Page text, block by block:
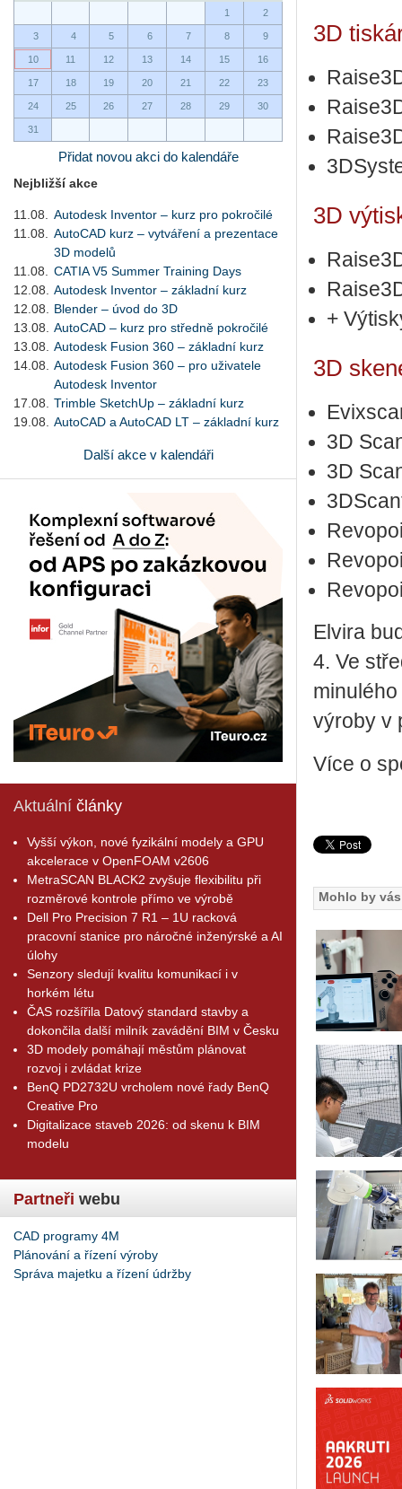
1
2
3 4 5 6 7 8 9
10 11 12 13 14 15 16
17 18 19 20 21 22 23
24 25 26 27 28 29 30
31
Přidat novou akci do kalendáře
Nejbližší akce
11.08.
Autodesk Inventor – kurz pro pokročilé
11.08.
AutoCAD kurz – vytváření a prezentace
3D modelů
11.08.
CATIA V5 Summer Training Days
12.08.
Autodesk Inventor – základní kurz
12.08.
Blender – úvod do 3D
13.08.
AutoCAD – kurz pro středně pokročilé
13.08.
Autodesk Fusion 360 – základní kurz
14.08.
Autodesk Fusion 360 – pro uživatele
Autodesk Inventor
17.08.
Trimble SketchUp – základní kurz
19.08.
AutoCAD a AutoCAD LT – základní kurz
Další akce v kalendáři
Aktuální články
Vyšší výkon, nové fyzikální modely a GPU
akcelerace v OpenFOAM v2606
MetraSCAN BLACK2 zvyšuje flexibilitu při
rozměrové kontrole přímo ve výrobě
Dell Pro Precision 7 R1 – 1U racková
pracovní stanice pro náročné inženýrské a AI
úlohy
Senzory sledují kvalitu komunikací i v
horkém létu
ČAS rozšířila Datový standard stavby a
dokončila další milník zavádění BIM v Česku
3D modely pomáhají městům plánovat
rozvoj i zvládat krize
BenQ PD2732U vrcholem nové řady BenQ
Creative Pro
Digitalizace staveb 2026: od skenu k BIM
modelu
Partneři webu
CAD programy 4M
Plánování a řízení výroby
Správa majetku a řízení údržby
3D
3D
+
3D
3D
3D
El­vi­ra
4. Ve
vý­ro­by v
Více o
Mohlo by